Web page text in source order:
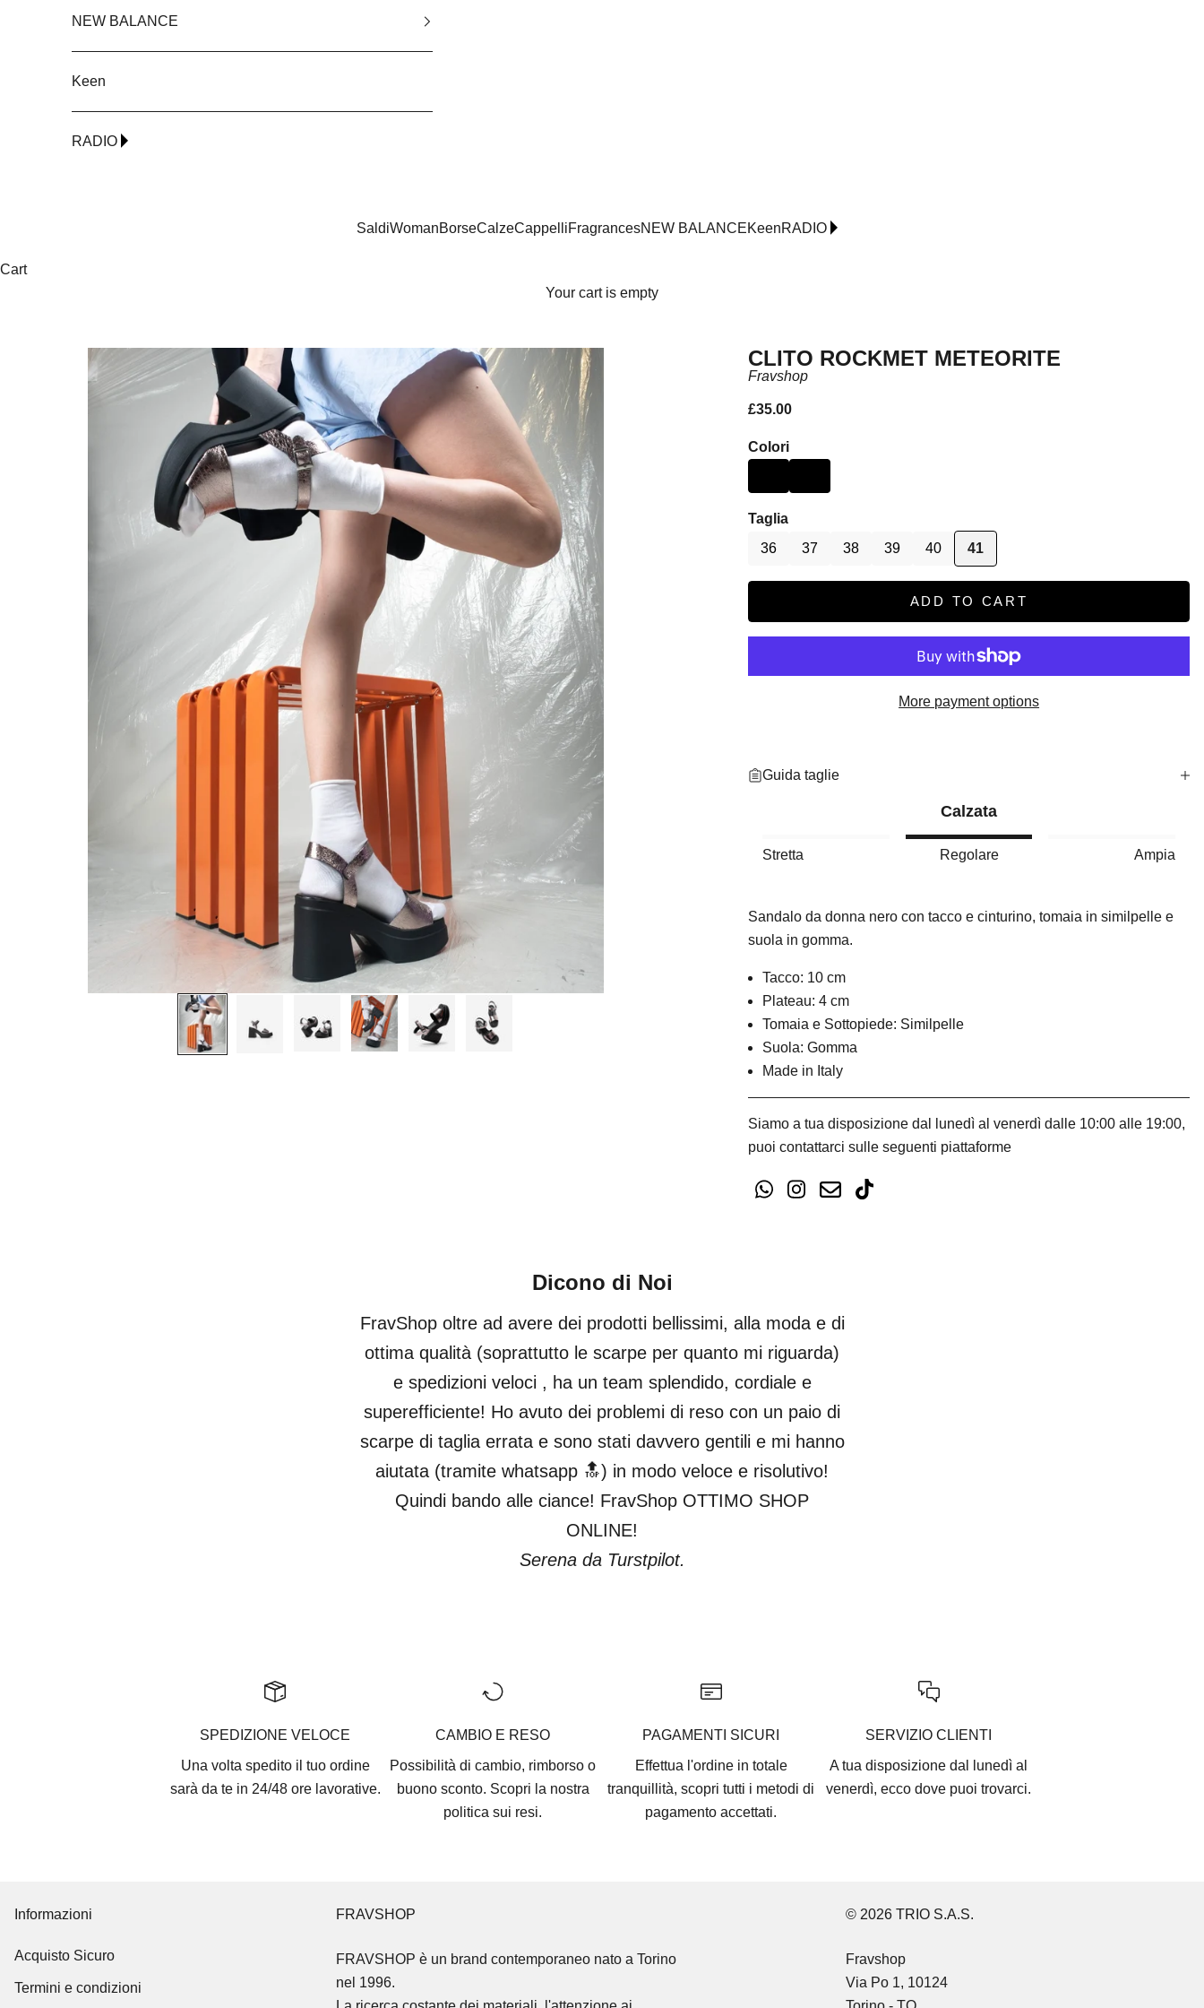
SaldiWomanBorseCalzeCappelliFragrancesNEW BALANCEKeenRADIO
NEW BALANCE
Keen
RADIO
Cart
Your cart is empty
CLITO ROCKMET METEORITE
Fravshop
Sale price
£35.00
Colori
Taglia
36
37 38 39 40 41
ADD TO CART
More payment options
Guida taglie
Calzata
Stretta Regolare Ampia
Sandalo da donna nero con tacco e cinturino, tomaia in similpelle e
suola in gomma.
Tacco: 10 cm
Plateau: 4 cm
Tomaia e Sottopiede: Similpelle
Suola: Gomma
Made in Italy
Siamo a tua disposizione dal lunedì al venerdì dalle 10:00 alle 19:00,
puoi contattarci sulle seguenti piattaforme
Dicono di Noi
FravShop oltre ad avere dei prodotti bellissimi, alla moda e di
ottima qualità (soprattutto le scarpe per quanto mi riguarda)
e spedizioni veloci , ha un team splendido, cordiale e
superefficiente! Ho avuto dei problemi di reso con un paio di
scarpe di taglia errata e sono stati davvero gentili e mi hanno
aiutata (tramite whatsapp 🔝) in modo veloce e risolutivo!
Quindi bando alle ciance! FravShop OTTIMO SHOP
ONLINE!
Serena da Turstpilot.
SPEDIZIONE VELOCE
Una volta spedito il tuo ordine
sarà da te in 24/48 ore lavorative.
CAMBIO E RESO
Possibilità di cambio, rimborso o
buono sconto. Scopri la nostra
politica sui resi.
PAGAMENTI SICURI
Effettua l'ordine in totale
tranquillità, scopri tutti i metodi di
pagamento accettati.
SERVIZIO CLIENTI
A tua disposizione dal lunedì al
venerdì, eccodove puoi trovarci.
Informazioni
Acquisto Sicuro
Termini e condizioni
FRAVSHOP
FRAVSHOP è un brand contemporaneo nato a Torino
nel 1996.
© 2026 TRIO S.A.S.
Fravshop
Via Po 1, 10124